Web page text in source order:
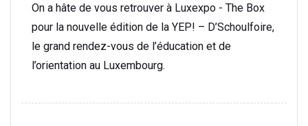
On a hâte de vous retrouver à Luxexpo - The Box
pour la nouvelle édition de la YEP! – D’Schoulfoire,
le grand rendez-vous de l’éducation et de
l’orientation au Luxembourg.